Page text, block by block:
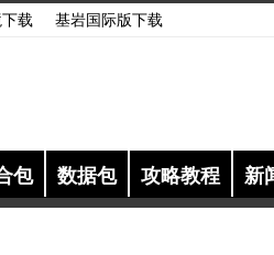
载 基岩国际版下载
包 数据包 攻略教程 新